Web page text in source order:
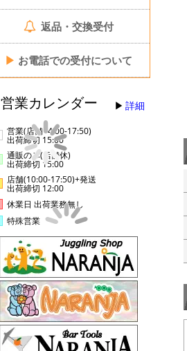
返品・交換受付
▶ お電話での受付について
営業カレンダー 詳細
営業(店舗14:00-17:50)
出荷締切 15:00
通販のみ(店舗休)
出荷締切 15:00
店舗(10:00-17:50)+発送
出荷締切 12:00
休業日 出荷業務無し
特殊営業